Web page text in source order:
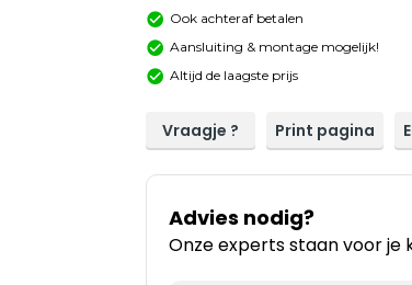
Ook achteraf betalen
Aansluiting & montage mogelijk!
Altijd de laagste prijs
Vraagje ? Print pagina
Advies nodig?
Onze experts staan voor je